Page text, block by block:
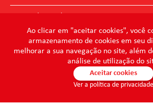
Ao clicar em "aceitar cookies", você
armazenamento de cookies em seu
melhorar a sua navegação no site, além
análise de utilização do
Aceitar cookies
Ver a política de privacidade
Prevenir Não Dói
@mundocondor
@condorbeleza
@condorlimpeza
@condorhigienebucal
@condorpinturaimobiliaria
@condorpinturaartistica
@condorlimpezaprofissional